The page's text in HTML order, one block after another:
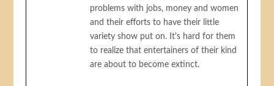
problems with jobs, money and women
and their efforts to have their little
variety show put on. It's hard for them
to realize that entertainers of their kind
are about to become extinct.